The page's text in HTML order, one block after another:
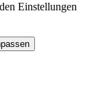
Einstellungen